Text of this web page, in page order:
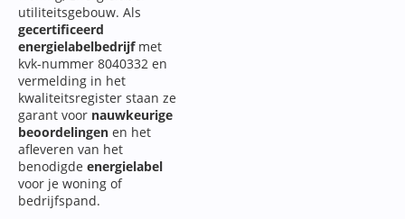
utiliteitsgebouw. Als
gecertificeerd
energielabelbedrijfmet
kvk-nummer 8040332 en
vermelding in het
kwaliteitsregister staan ze
garant voor nauwkeurige
beoordelingen en het
afleveren van het
benodigde energielabel
voor je woning of
bedrijfspand.